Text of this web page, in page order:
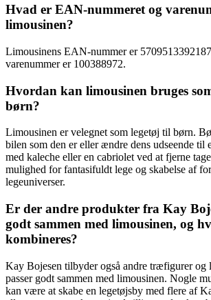
Hvad er EAN-nummeret og
limousinen?
Limousinens EAN-nummer er
varenummer er 100388972.
Hvordan kan limousinen bruges
børn?
Limousinen er velegnet som legetøj til børn.
bilen som den er eller ændre dens udseende til
med kaleche eller en cabriolet ved at fjerne
mulighed for fantasifuldt lege og skabelse af
legeuniverser.
Er der andre produkter fra Kay
godt sammen med limousinen, og
kombineres?
Kay Bojesen tilbyder også andre træfigurer og
passer godt sammen med limousinen. Nogle
kan være at skabe en legetøjsby med flere af